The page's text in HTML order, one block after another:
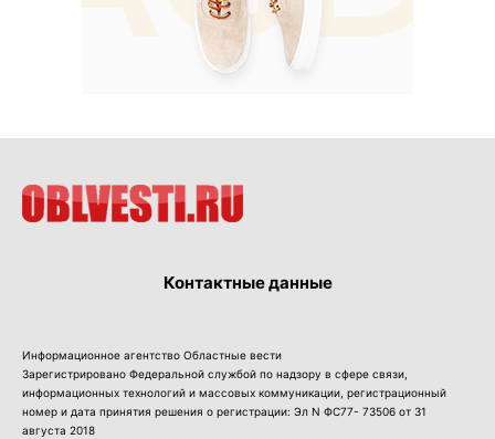
Контактные данные
Информационное агентство Областные вести
Зарегистрировано Федеральной службой по надзору в сфере связи,
информационных технологий и массовых коммуникации, регистрационный
номер и дата принятия решения о регистрации: Эл N ФС77- 73506 от 31
августа 2018